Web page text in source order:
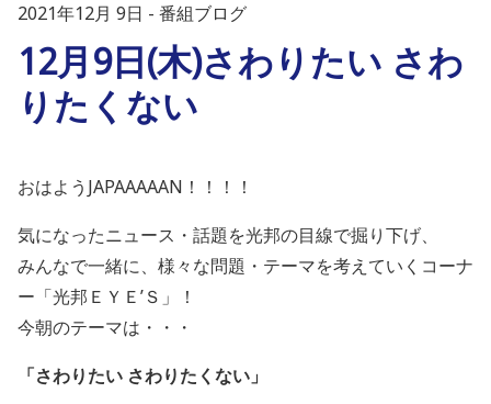
2021年12月 9日 番組ブログ
12月9日(木)さわりたい さわ
りたくない
おはようJAPAAAAAN！！！！
気になったニュース・話題を光邦の目線で掘り下げ、
みんなで一緒に、様々な問題・テーマを考えていくコーナ
ー「光邦ＥＹＥ’Ｓ」！
今朝のテーマは・・・
「さわりたい さわりたくない」